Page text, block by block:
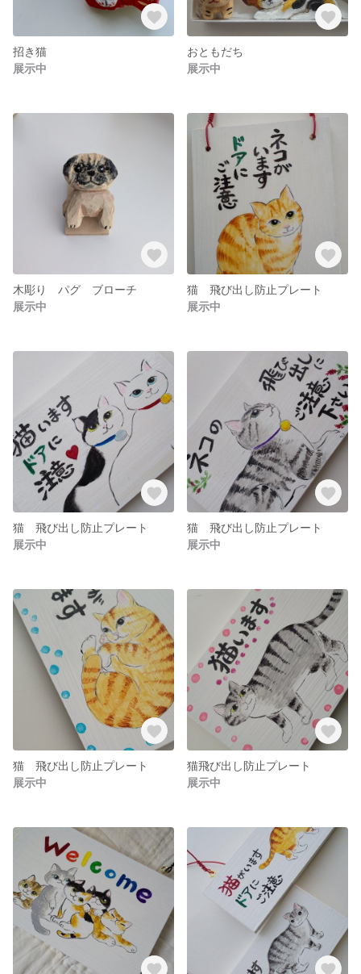
招き猫
展示中
おともだち
展示中
木彫り パグ ブローチ
展示中
猫 飛び出し防止プレート
展示中
猫 飛び出し防止プレート
展示中
猫 飛び出し防止プレート
展示中
猫 飛び出し防止プレート
展示中
猫飛び出し防止プレート
展示中